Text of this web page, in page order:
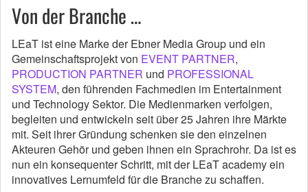
Von der Branche …
LEaT ist eine Marke der Ebner Media Group und ein
Gemeinschaftsprojekt von EVENT PARTNER,
PRODUCTION PARTNER und PROFESSIONAL
SYSTEM, den führenden Fachmedien im Entertainment
und Technology Sektor. Die Medienmarken verfolgen,
begleiten und entwickeln seit über 25 Jahren ihre Märkte
mit. Seit ihrer Gründung schenken sie den einzelnen
Akteuren Gehör und geben ihnen ein Sprachrohr. Da ist es
nun ein konsequenter Schritt, mit der LEaT academy ein
innovatives Lernumfeld für die Branche zu schaffen.